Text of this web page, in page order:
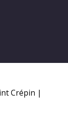
Crépin |